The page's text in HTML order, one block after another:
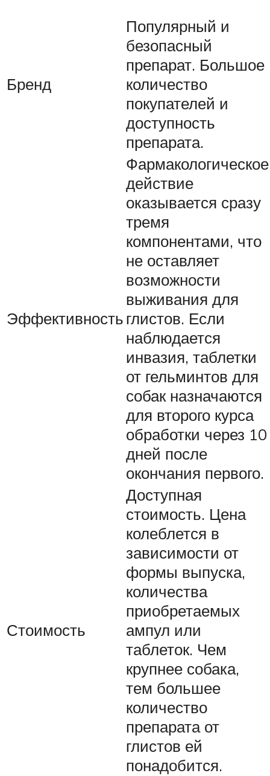
Бренд
Популярный и
безопасный
препарат. Большое
количество
покупателей и
доступность
препарата.
Эффективность
Фармакологическое
действие
оказывается сразу
тремя
компонентами, что
не оставляет
возможности
выживания для
глистов. Если
наблюдается
инвазия, таблетки
от гельминтов для
собак назначаются
для второго курса
обработки через 10
дней после
окончания первого.
Стоимость
Доступная
стоимость. Цена
колеблется в
зависимости от
формы выпуска,
количества
приобретаемых
ампул или
таблеток. Чем
крупнее собака,
тем большее
количество
препарата от
глистов ей
понадобится.